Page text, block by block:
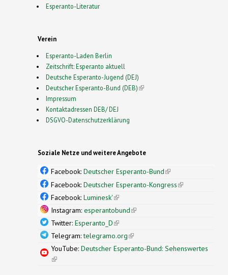
Esperanto-Literatur
Verein
Esperanto-Laden Berlin
Zeitschrift: Esperanto aktuell
Deutsche Esperanto-Jugend (DEJ)
Deutscher Esperanto-Bund (DEB)(link is external)
Impressum
Kontaktadressen DEB/ DEJ
DSGVO-Datenschutzerklärung
Soziale Netze und weitere Angebote
Facebook: Deutscher Esperanto-Bund(link is
external)
Facebook: Deutscher Esperanto-Kongress(link is
Facebook: Luminesk'(link is external)
Instagram: esperantobund(link is external)
Twitter: Esperanto_D(link is external)
Telegram:telegramo.org(link is external)
YouTube: Deutscher Esperanto-Bund: Sehenswertes
(link is external)